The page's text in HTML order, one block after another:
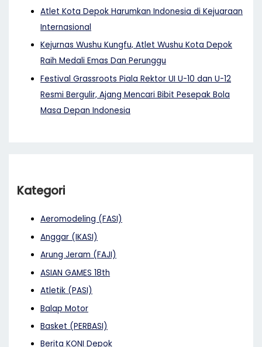
Atlet Kota Depok Harumkan Indonesia di Kejuaraan
Internasional
Kejurnas Wushu Kungfu, Atlet Wushu Kota Depok
Raih Medali Emas Dan Perunggu
Festival Grassroots Piala Rektor UI U-10 dan U-12
Resmi Bergulir, Ajang Mencari Bibit Pesepak Bola
Masa Depan Indonesia
Kategori
Aeromodeling (FASI)
Anggar (IKASI)
Arung Jeram (FAJI)
ASIAN GAMES 18th
Atletik (PASI)
Balap Motor
Basket (PERBASI)
Berita KONI Depok